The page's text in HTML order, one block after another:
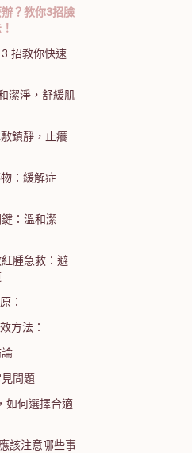
？教你3招臉
招教你快速
潔淨，舒緩肌
鎮靜，止癢
：緩解症
：溫和潔
腫急救：避
：
方法：
問題
如何選擇合適
該注意哪些事